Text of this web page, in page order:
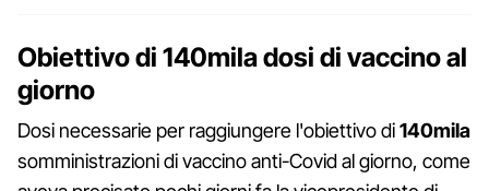
Obiettivo di 140mila dosi di vaccino al
giorno
Dosi necessarie per raggiungere l'obiettivo di140mila
somministrazioni di vaccino anti-Covid al giorno, come